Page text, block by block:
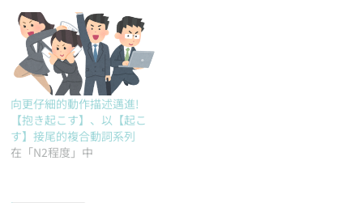
向更仔細的動作描述邁進!
【抱き起こす】、以【起こ
す】接尾的複合動詞系列
在「N2程度」中